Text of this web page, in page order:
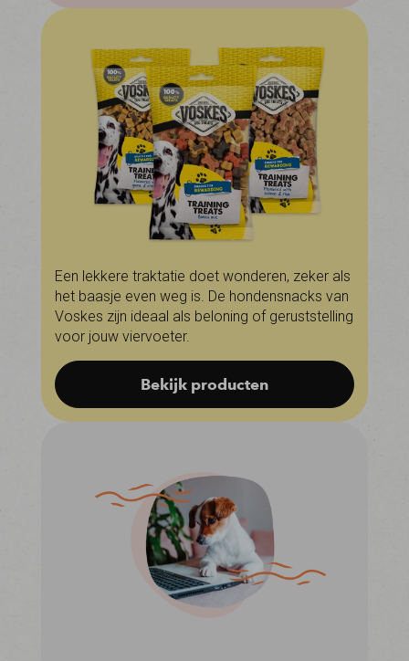
Een lekkere traktatie doet wonderen, zeker als
het baasje even weg is. De hondensnacks van
Voskes zijn ideaal als beloning of geruststelling
voor jouw viervoeter.
Bekijk producten